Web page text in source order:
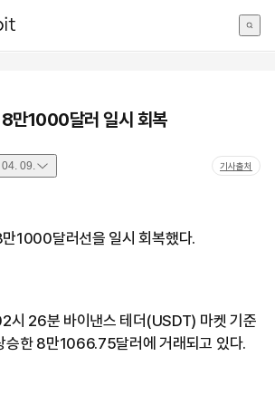
만1000달러 일시 회복
04. 09. 기사출처
1000달러선을 일시 회복했다.
시 26분 바이낸스 테더(USDT) 마켓 기준
한 8만1066.75달러에 거래되고 있다.